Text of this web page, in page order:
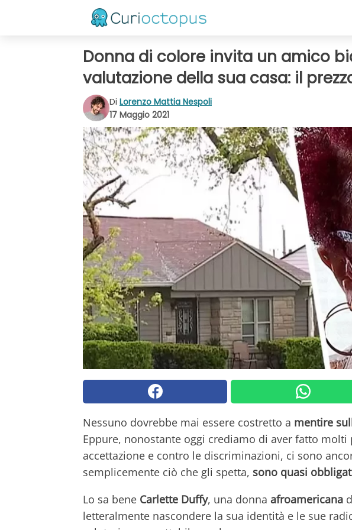
Donna di colore invita un amico
valutazione della sua casa: il
Di Lorenzo Mattia Nespoli
17 Maggio 2021
Nessuno dovrebbe mai essere costretto a mentire
Eppure, nonostante oggi crediamo di aver fatto molti
accettazione e contro le discriminazioni, ci sono
semplicemente ciò che gli spetta, sono quasi
Lo sa bene Carlette Duffy, una donna afroamericana
letteralmente nascondere la sua identità e le sue